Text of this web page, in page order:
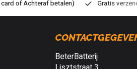
verzenden vanaf € 30,- (NL)
BeterBatterij